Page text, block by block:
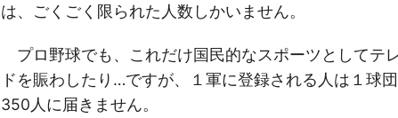
は、ごくごく限られた人数しかいません。
プロ野球でも、これだけ国民的なスポーツとしてテ
ドを賑わしたり…ですが、１軍に登録される人は１球
350人に届きません。